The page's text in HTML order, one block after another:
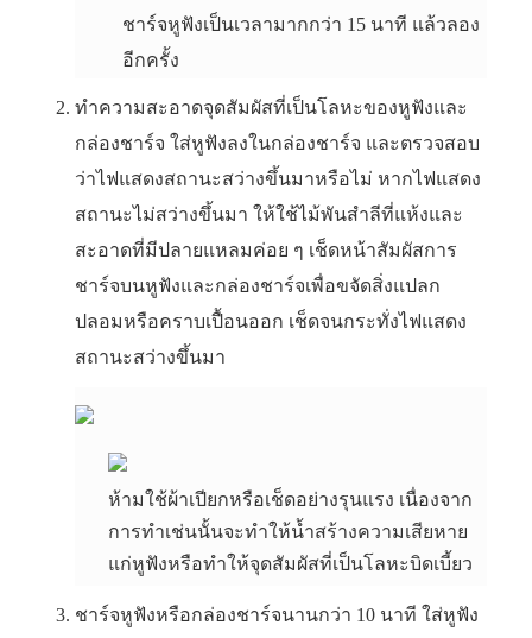
ชาร์จหูฟังเป็นเวลามากกว่า 15 นาที แล้วลอง
อีกครั้ง
ทำความสะอาดจุดสัมผัสที่เป็นโลหะของหูฟังและ
กล่องชาร์จ ใส่หูฟังลงในกล่องชาร์จ และตรวจสอบ
ว่าไฟแสดงสถานะสว่างขึ้นมาหรือไม่ หากไฟแสดง
สถานะไม่สว่างขึ้นมา ให้ใช้ไม้พันสำลีที่แห้งและ
สะอาดที่มีปลายแหลมค่อย ๆ เช็ดหน้าสัมผัสการ
ชาร์จบนหูฟังและกล่องชาร์จเพื่อขจัดสิ่งแปลก
ปลอมหรือคราบเปื้อนออก เช็ดจนกระทั่งไฟแสดง
สถานะสว่างขึ้นมา
ห้ามใช้ผ้าเปียกหรือเช็ดอย่างรุนแรง เนื่องจาก
การทำเช่นนั้นจะทำให้น้ำสร้างความเสียหาย
แก่หูฟังหรือทำให้จุดสัมผัสที่เป็นโลหะบิดเบี้ยว
ชาร์จหูฟังหรือกล่องชาร์จนานกว่า 10 นาที ใส่หูฟัง